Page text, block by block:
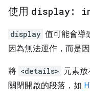
使用 display:
display 值可能會導
因為無法運作，而是
將 <details> 元素
關閉開啟的段落，如